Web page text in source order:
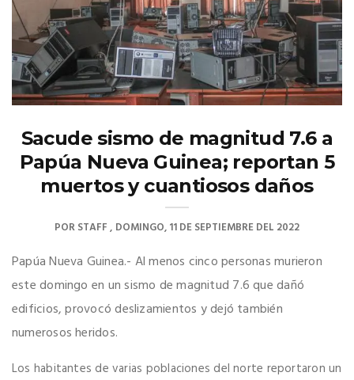
Sacude sismo de magnitud 7.6 a
Papúa Nueva Guinea; reportan 5
muertos y cuantiosos daños
PORSTAFF DOMINGO, 11 DE SEPTIEMBRE DEL 2022
Papúa Nueva Guinea.- Al menos cinco personas murieron
este domingo en un sismo de magnitud 7.6 que dañó
edificios, provocó deslizamientos y dejó también
numerosos heridos.
Los habitantes de varias poblaciones del norte reportaron un